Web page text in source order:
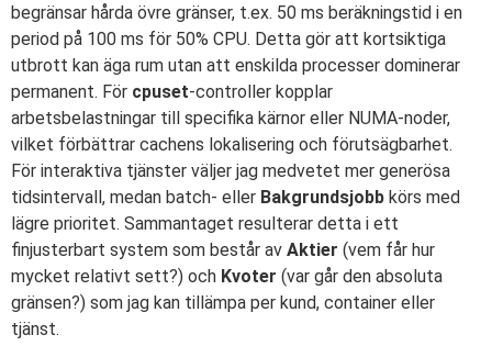
begränsar hårda övre gränser, t.ex. 50 ms beräkningstid i en
period på 100 ms för 50% CPU. Detta gör att kortsiktiga
utbrott kan äga rum utan att enskilda processer dominerar
permanent. För cpuset-controller kopplar
arbetsbelastningar till specifika kärnor eller NUMA-noder,
vilket förbättrar cachens lokalisering och förutsägbarhet.
För interaktiva tjänster väljer jag medvetet mer generösa
tidsintervall, medan batch- eller Bakgrundsjobb körs med
lägre prioritet. Sammantaget resulterar detta i ett
finjusterbart system som består av Aktier (vem får hur
mycket relativt sett?) och Kvoter (var går den absoluta
gränsen?) som jag kan tillämpa per kund, container eller
tjänst.